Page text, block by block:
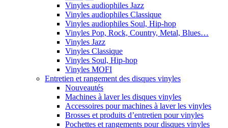
Vinyles audiophiles Jazz
Vinyles audiophiles Classique
Vinyles audiophiles Soul, Hip-hop
Vinyles Pop, Rock, Country, Metal, Blues…
Vinyles Jazz
Vinyles Classique
Vinyles Soul, Hip-hop
Vinyles MOFI
Entretien et rangement des disques vinyles
Nouveautés
Machines à laver les disques vinyles
Accessoires pour machines à laver les vinyles
Brosses et produits d’entretien pour vinyles
Pochettes et rangements pour disques vinyles